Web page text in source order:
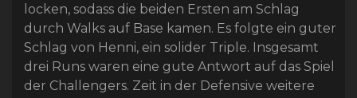
locken, sodass die beiden Ersten am Schlag
durch Walks auf Base kamen. Es folgte ein guter
Schlag von Henni, ein solider Triple. Insgesamt
drei Runs waren eine gute Antwort auf das Spiel
der Challengers. Zeit in der Defensive weitere